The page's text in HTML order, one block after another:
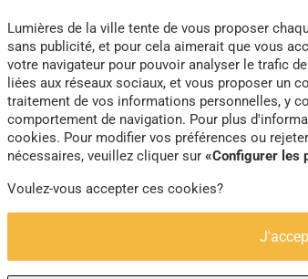
Lumières de la ville tente de vous proposer
sans publicité, et pour cela aimerait que vous
votre navigateur pour pouvoir analyser le trafic
liées aux réseaux sociaux, et vous proposer un
traitement de vos informations personnelles, y
comportement de navigation. Pour plus
cookies. Pour modifier vos préférences ou
nécessaires, veuillez cliquer sur «Configurer les
Voulez-vous accepter ces cookies?